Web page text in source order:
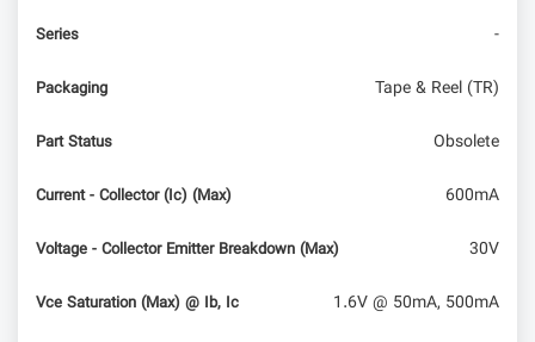
Series -
Packaging Tape & Reel (TR)
Part Status Obsolete
Current - Collector (Ic) (Max) 600mA
Voltage - Collector Emitter Breakdown (Max) 30V
Vce Saturation (Max) @ Ib, Ic 1.6V @ 50mA, 500mA